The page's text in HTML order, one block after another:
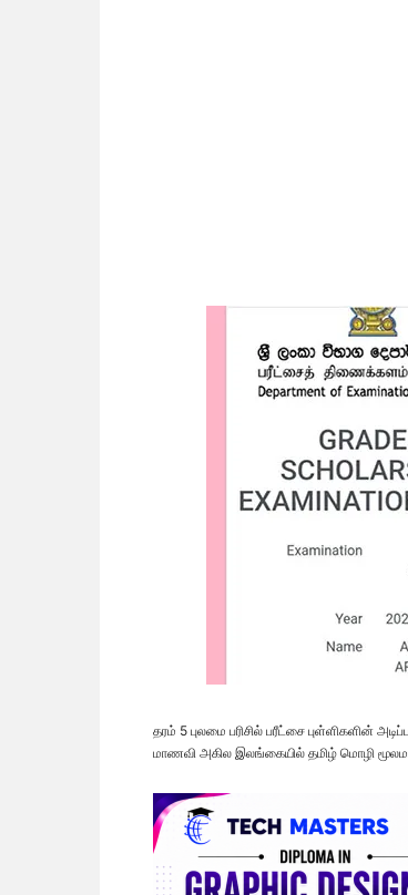
தரம் 5 புலமை பரிசில் பரீட்சை புள்ளிகளின்
மாணவி அகில இலங்கையில் தமிழ் மொழி